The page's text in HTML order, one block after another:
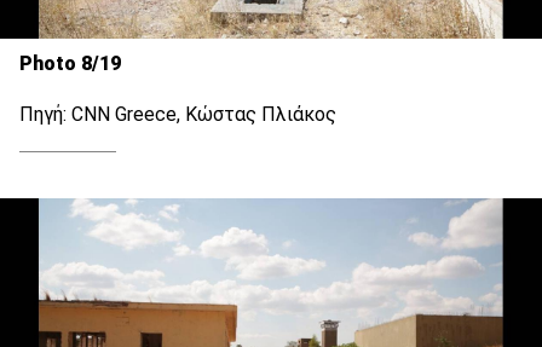
Photo 8/19
Πηγή: CNN Greece, Κώστας Πλιάκος